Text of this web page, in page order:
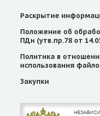
Раскрытие
Положение об
ПДн (утв.пр.78 от
Политика в
использования
Закупки